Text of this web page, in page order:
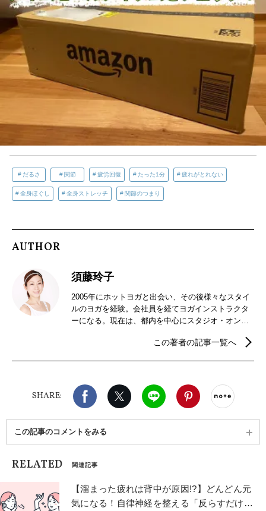
だるさ 関節 疲労回復 たった1分 疲れがとれない
全身ほぐし 全身ストレッチ 関節のつまり
AUTHOR
須藤玲子
2005年にホットヨガと出会い、その後様々なスタイ
ルのヨガを経験。会社員を経てヨガインストラクタ
ーになる。現在は、都内を中心にスタジオ・オンラ
ガまで、静と動（陰と陽）のバランスを大切にヨガ
この著者の記事一覧へ
SHARE:
Facebook X（旧twitter）
LINE Pinterest
この記事のコメントをみる
RELATED 関連記事
【溜まった疲れは背中が原因!?】どんどん元
気になる！自律神経を整える「反らすだけ」